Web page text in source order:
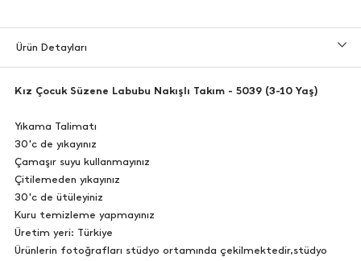
Ürün Detayları
Kız Çocuk Süzene Labubu Nakışlı Takım - 5039 (3-10 Yaş)
Yıkama Talimatı
30'c de yıkayınız
Çamaşır suyu kullanmayınız
Çitilemeden yıkayınız
30'c de ütüleyiniz
Kuru temizleme yapmayınız
Üretim yeri: Türkiye
Ürünlerin fotoğrafları stüdyo ortamında çekilmektedir,stüdyo